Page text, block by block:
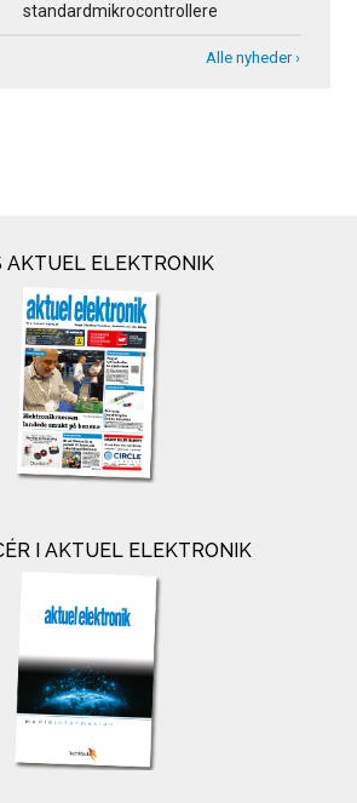
standardmikrocontrollere
Alle nyheder ›
ELEKTRONIK
I AKTUEL ELEKTRONIK